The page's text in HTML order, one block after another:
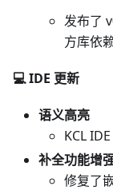
发布了
方库依赖
💻 IDE 更新
语义高亮
KCL
补全功能增
修复了